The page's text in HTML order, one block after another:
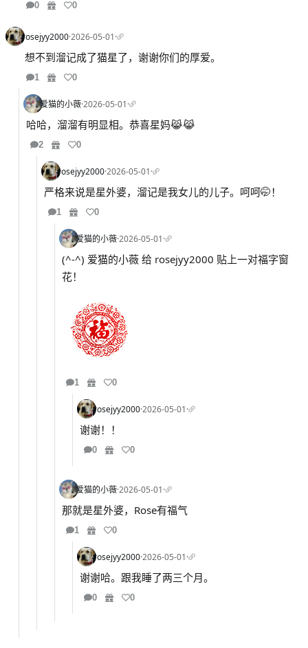
0 0
rosejyy2000·2026-05-01·
想不到溜记成了猫星了，谢谢你们的厚爱。
1 0
爱猫的小薇·2026-05-01·
哈哈，溜溜有明显相。恭喜星妈😹😹
2 0
rosejyy2000·2026-05-01·
严格来说是星外婆，溜记是我女儿的儿子。呵呵🤭！
1 0
爱猫的小薇·2026-05-01·
(^-^) 爱猫的小薇 给 rosejyy2000 贴上一对福字窗
花！
1 0
rosejyy2000·2026-05-01·
谢谢！！
0 0
爱猫的小薇·2026-05-01·
那就是星外婆，Rose有福气
1 0
rosejyy2000·2026-05-01·
谢谢哈。跟我睡了两三个月。
0 0